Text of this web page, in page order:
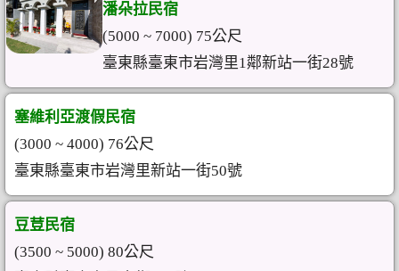
潘朵拉民宿
(5000 ~ 7000) 75公尺
臺東縣臺東市岩灣里1鄰新站一街28號
塞維利亞渡假民宿
(3000 ~ 4000) 76公尺
臺東縣臺東市岩灣里新站一街50號
豆荳民宿
(3500 ~ 5000) 80公尺